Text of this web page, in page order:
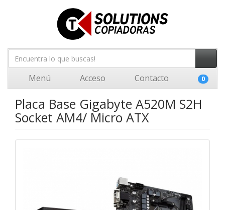
Menú Acceso Contacto 0
Placa Base Gigabyte A520M S2H
Socket AM4/ Micro ATX